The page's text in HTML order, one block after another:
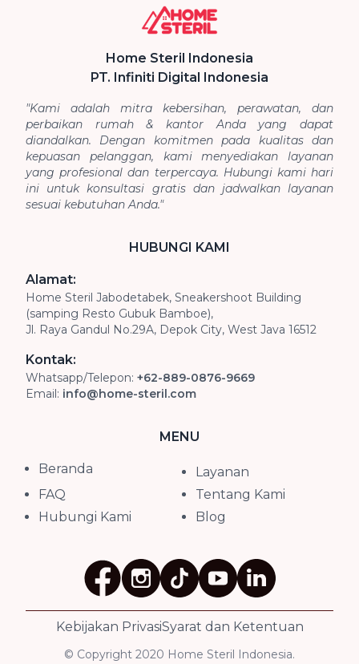
Home Steril Indonesia
PT. Infiniti Digital Indonesia
"Kami adalah mitra kebersihan, perawatan, dan
perbaikan rumah & kantor Anda yang dapat
diandalkan. Dengan komitmen pada kualitas dan
kepuasan pelanggan, kami menyediakan layanan
yang profesional dan terpercaya. Hubungi kami hari
ini untuk konsultasi gratis dan jadwalkan layanan
sesuai kebutuhan Anda."
HUBUNGI KAMI
Alamat:
Home Steril Jabodetabek, Sneakershoot Building
(samping Resto Gubuk Bamboe),
Jl. Raya Gandul No.29A, Depok City, West Java 16512
Kontak:
Whatsapp/Telepon: +62-889-0876-9669
Email: info@home-steril.com
MENU
Beranda
Layanan
FAQ
Tentang Kami
Hubungi Kami
Blog
Kebijakan PrivasiSyarat dan Ketentuan
© Copyright 2020 Home Steril Indonesia.